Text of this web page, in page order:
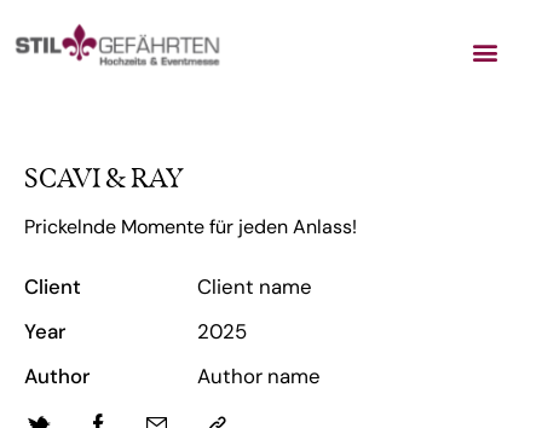
SCAVI & RAY
Prickelnde Momente für jeden Anlass!
Client
Client name
Year
2025
Author
Author name